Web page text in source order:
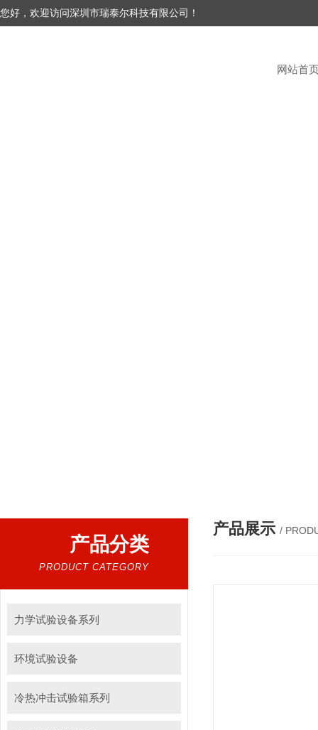
您好，欢迎访问深圳市瑞泰尔科技有限公司！
网站首
产品分类
PRODUCT CATEGORY
力学试验设备系列
环境试验设备
冷热冲击试验箱系列
产品展示 /